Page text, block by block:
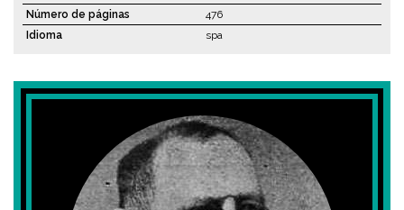
Número de páginas
476
Idioma
spa